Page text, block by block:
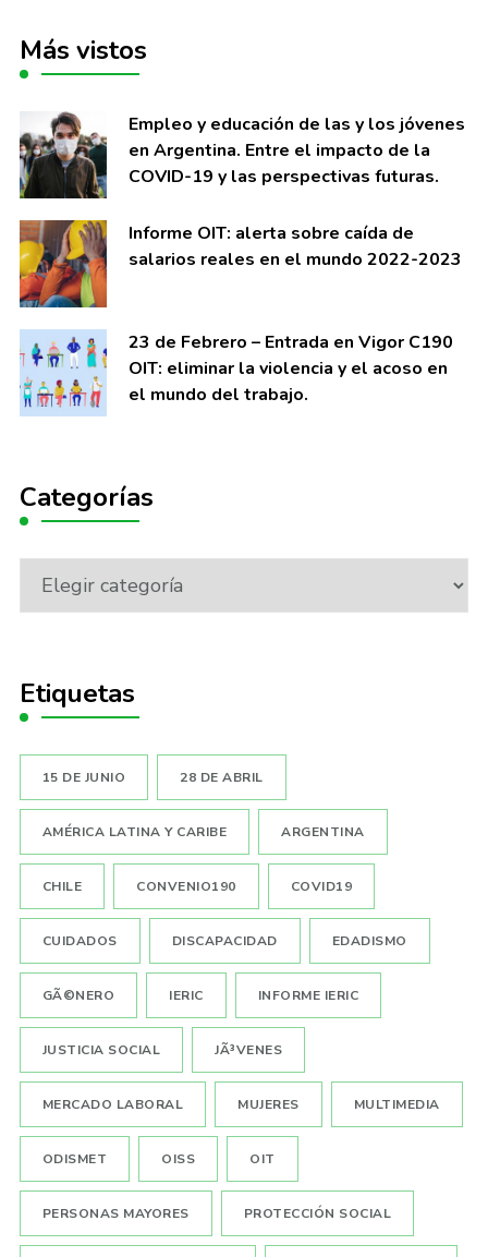
Más vistos
Empleo y educación de las y los jóvenes
en Argentina. Entre el impacto de la
COVID-19 y las perspectivas futuras.
Informe OIT: alerta sobre caí­da de
salarios reales en el mundo 2022-2023
23 de Febrero – Entrada en Vigor C190
OIT: eliminar la violencia y el acoso en
el mundo del trabajo.
Categorías
Categorías
Etiquetas
15 DE JUNIO 28 DE ABRIL
AMÉRICA LATINA Y CARIBE ARGENTINA
CHILE CONVENIO190 COVID19
CUIDADOS DISCAPACIDAD EDADISMO
GÃ©NERO IERIC INFORME IERIC
JUSTICIA SOCIAL JÃ³VENES
MERCADO LABORAL MUJERES MULTIMEDIA
ODISMET OISS OIT
PERSONAS MAYORES PROTECCIÓN SOCIAL